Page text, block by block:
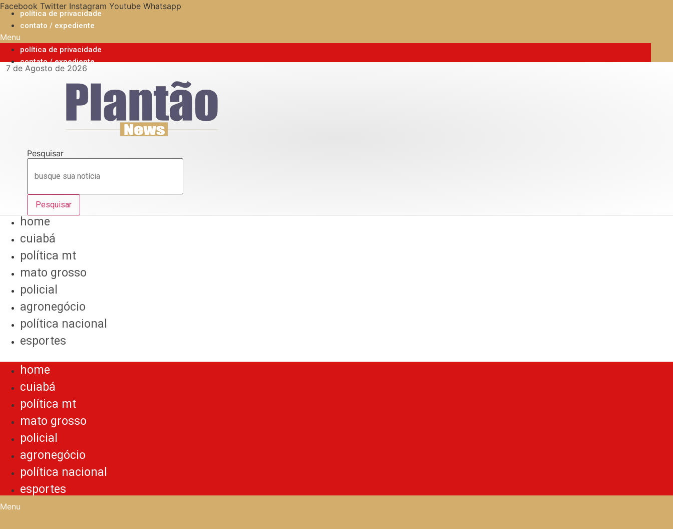
Ir
para
conteúdo
Facebook Twitter Instagram Youtube Whatsapp
política de privacidade
contato / expediente
Menu
política de privacidade
contato / expediente
7 de Agosto de 2026
Pesquisar
Pesquisar
home
cuiabá
política mt
mato grosso
policial
agronegócio
política nacional
esportes
home
cuiabá
política mt
mato grosso
policial
agronegócio
política nacional
esportes
Menu